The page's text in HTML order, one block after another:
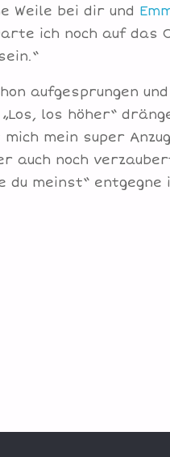
Weile bei dir und
ich noch auf das
aufgesprungen
los höher“
mein super
auch noch
meinst“ entgegne